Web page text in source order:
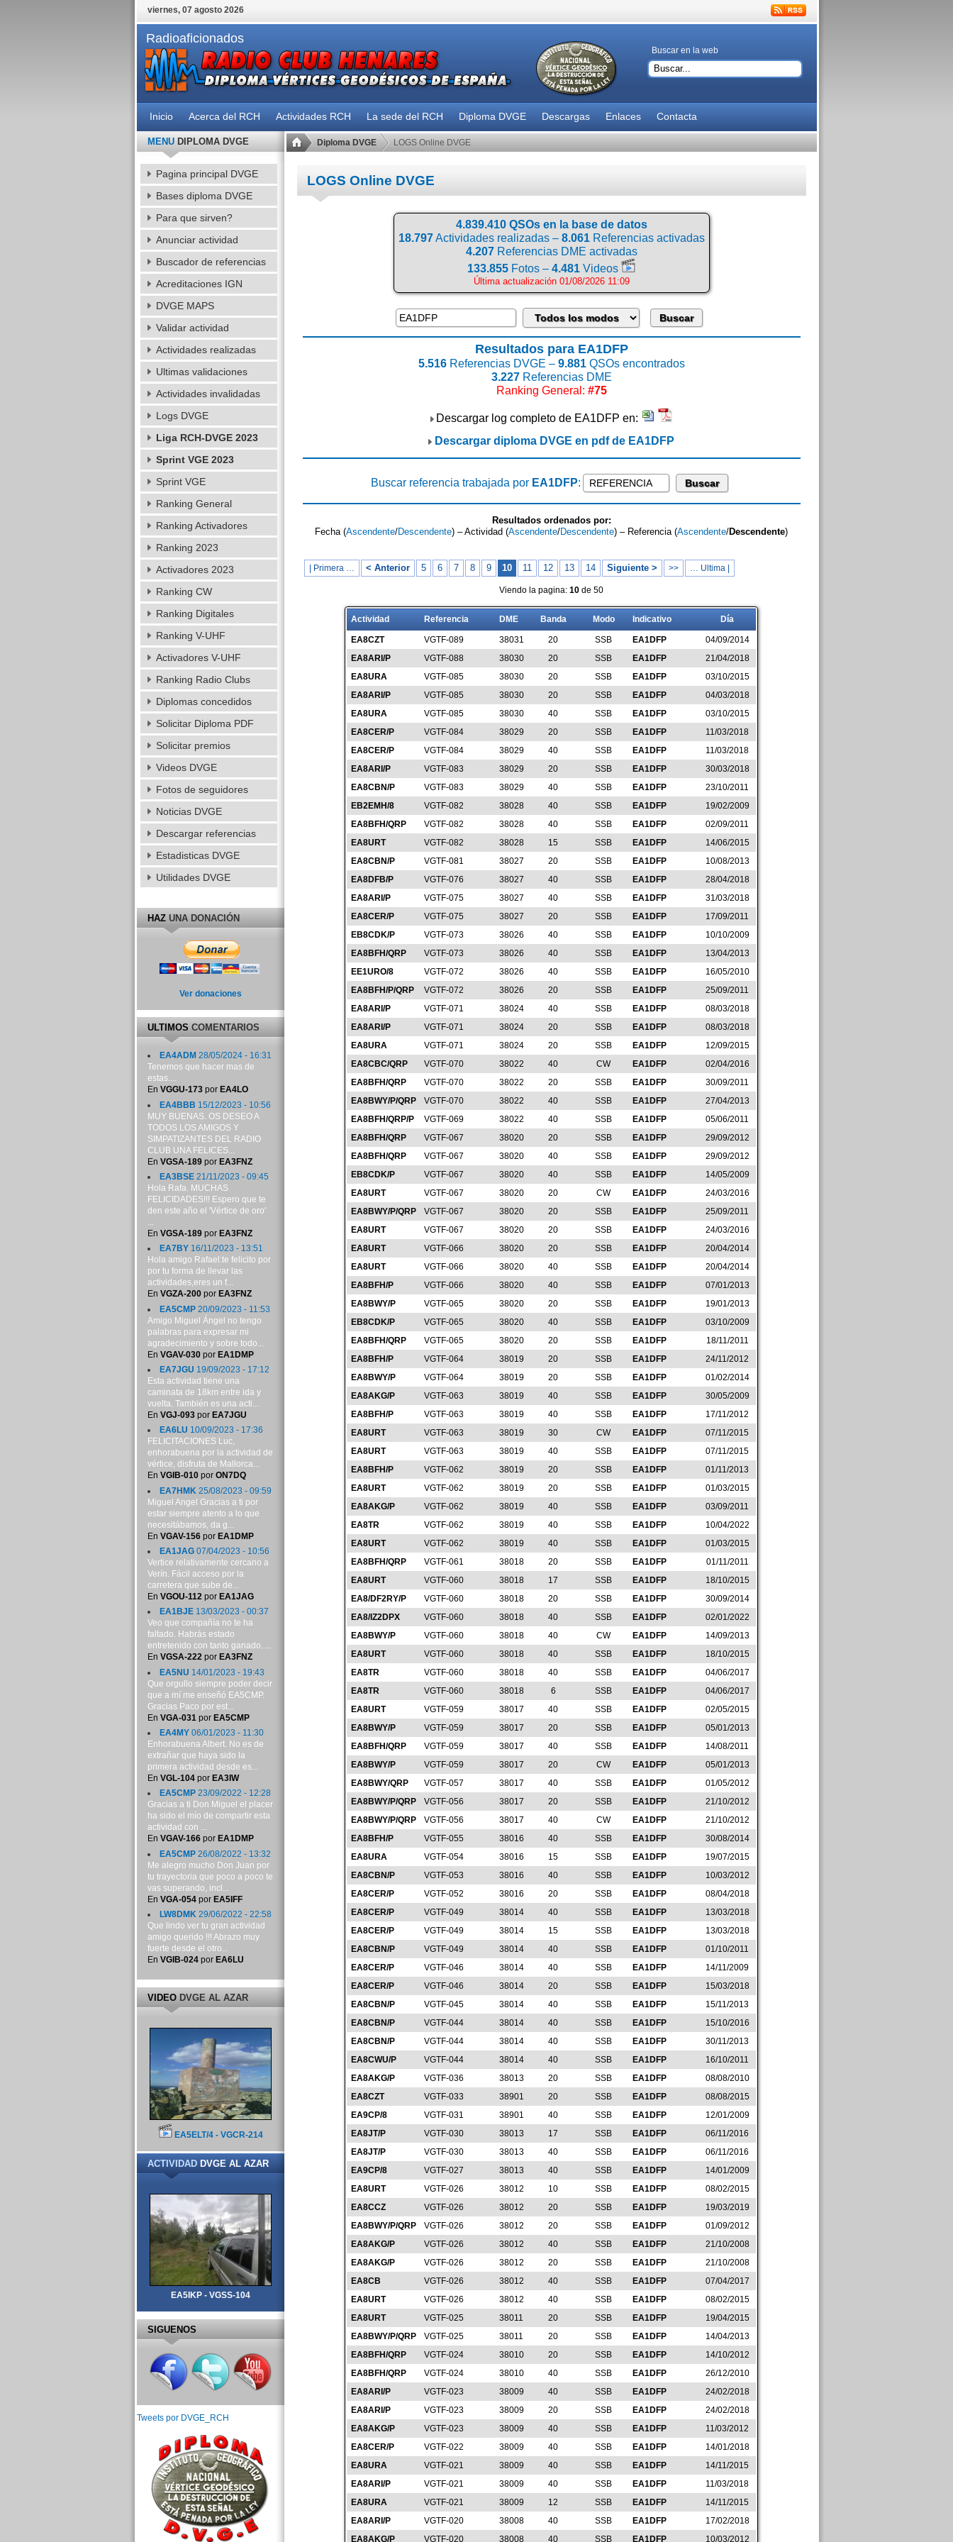
viernes, 07 agosto 2026
Radioaficionados
Buscar en la web
Inicio Acerca del RCH Actividades RCH La sede del RCH Diploma DVGE Descargas Enlaces Contacta
Diploma DVGE LOGS Online DVGE
LOGS Online DVGE
4.839.410 QSOs en la base de datos
18.797Actividades realizadas – 8.061Referencias activadas
4.207Referencias DME activadas
133.855 Fotos – 4.481 Videos
Última actualización 01/08/2026 11:09
Resultados para EA1DFP
5.516Referencias DVGE – 9.881QSOs encontrados
3.227Referencias DME
Ranking General: #75
Descargar log completo de EA1DFP en:
Descargar diploma DVGE en pdf de EA1DFP
Buscar referencia trabajada por EA1DFP:
Resultados ordenados por:
Fecha (Ascendente/Descendente) – Actividad (Ascendente/Descendente) – Referencia (Ascendente/Descendente)
| Primera … < Anterior 5 6 7 8 9 10 11 12 13 14 Siguiente > >> … Ultima |
Viendo la pagina: 10 de 50
Actividad Referencia DME Banda Modo Indicativo Día
EA8CZT VGTF-089 38031 20 SSB EA1DFP
04/09/2014
EA8ARI/P
VGTF-088 38030 20 SSB EA1DFP
21/04/2018
EA8URA
VGTF-085 38030 20 SSB EA1DFP
03/10/2015
EA8ARI/P
VGTF-085 38030 20 SSB EA1DFP
04/03/2018
EA8URA
VGTF-085 38030 40 SSB EA1DFP
03/10/2015
EA8CER/P
VGTF-084 38029 20 SSB EA1DFP
11/03/2018
EA8CER/P
VGTF-084 38029 40 SSB EA1DFP
11/03/2018
EA8ARI/P
VGTF-083 38029 20 SSB EA1DFP
30/03/2018
EA8CBN/P
VGTF-083 38029 40 SSB EA1DFP
23/10/2011
EB2EMH/8
VGTF-082 38028 40 SSB EA1DFP
19/02/2009
EA8BFH/QRP
VGTF-082 38028 40 SSB EA1DFP
02/09/2011
EA8URT
VGTF-082 38028 15 SSB EA1DFP
14/06/2015
EA8CBN/P
VGTF-081 38027 20 SSB EA1DFP
10/08/2013
EA8DFB/P
VGTF-076 38027 40 SSB EA1DFP
28/04/2018
EA8ARI/P
VGTF-075 38027 40 SSB EA1DFP
31/03/2018
EA8CER/P
VGTF-075 38027 20 SSB EA1DFP
17/09/2011
EB8CDK/P
VGTF-073 38026 40 SSB EA1DFP
10/10/2009
EA8BFH/QRP
VGTF-073 38026 40 SSB EA1DFP
13/04/2013
EE1URO/8
VGTF-072 38026 40 SSB EA1DFP
16/05/2010
EA8BFH/P/QRP
VGTF-072 38026 20 SSB EA1DFP
25/09/2011
EA8ARI/P
VGTF-071 38024 40 SSB EA1DFP
08/03/2018
EA8ARI/P
VGTF-071 38024 20 SSB EA1DFP
08/03/2018
EA8URA
VGTF-071 38024 20 SSB EA1DFP
12/09/2015
EA8CBC/QRP
VGTF-070 38022 40 CW EA1DFP
02/04/2016
EA8BFH/QRP
VGTF-070 38022 20 SSB EA1DFP
30/09/2011
EA8BWY/P/QRP
VGTF-070 38022 40 SSB EA1DFP
27/04/2013
EA8BFH/QRP/P
VGTF-069 38022 40 SSB EA1DFP
05/06/2011
EA8BFH/QRP
VGTF-067 38020 20 SSB EA1DFP
29/09/2012
EA8BFH/QRP
VGTF-067 38020 40 SSB EA1DFP
29/09/2012
EB8CDK/P
VGTF-067 38020 40 SSB EA1DFP
14/05/2009
EA8URT
VGTF-067 38020 20 CW EA1DFP
24/03/2016
EA8BWY/P/QRP
VGTF-067 38020 20 SSB EA1DFP
25/09/2011
EA8URT
VGTF-067 38020 20 SSB EA1DFP
24/03/2016
EA8URT
VGTF-066 38020 20 SSB EA1DFP
20/04/2014
EA8URT
VGTF-066 38020 40 SSB EA1DFP
20/04/2014
EA8BFH/P
VGTF-066 38020 40 SSB EA1DFP
07/01/2013
EA8BWY/P
VGTF-065 38020 20 SSB EA1DFP
19/01/2013
EB8CDK/P
VGTF-065 38020 40 SSB EA1DFP
03/10/2009
EA8BFH/QRP
VGTF-065 38020 20 SSB EA1DFP
18/11/2011
EA8BFH/P
VGTF-064 38019 20 SSB EA1DFP
24/11/2012
EA8BWY/P
VGTF-064 38019 20 SSB EA1DFP
01/02/2014
EA8AKG/P
VGTF-063 38019 40 SSB EA1DFP
30/05/2009
EA8BFH/P
VGTF-063 38019 40 SSB EA1DFP
17/11/2012
EA8URT
VGTF-063 38019 30 CW EA1DFP
07/11/2015
EA8URT
VGTF-063 38019 40 SSB EA1DFP
07/11/2015
EA8BFH/P
VGTF-062 38019 20 SSB EA1DFP
01/11/2013
EA8URT
VGTF-062 38019 20 SSB EA1DFP
01/03/2015
EA8AKG/P
VGTF-062 38019 40 SSB EA1DFP
03/09/2011
EA8TR
VGTF-062 38019 40 SSB EA1DFP
10/04/2022
EA8URT
VGTF-062 38019 40 SSB EA1DFP
01/03/2015
EA8BFH/QRP
VGTF-061 38018 20 SSB EA1DFP
01/11/2011
EA8URT
VGTF-060 38018 17 SSB EA1DFP
18/10/2015
EA8/DF2RY/P
VGTF-060 38018 20 SSB EA1DFP
30/09/2014
EA8/IZ2DPX
VGTF-060 38018 40 SSB EA1DFP
02/01/2022
EA8BWY/P
VGTF-060 38018 40 CW EA1DFP
14/09/2013
EA8URT
VGTF-060 38018 40 SSB EA1DFP
18/10/2015
EA8TR
VGTF-060 38018 40 SSB EA1DFP
04/06/2017
EA8TR
VGTF-060 38018 6 SSB EA1DFP
04/06/2017
EA8URT
VGTF-059 38017 40 SSB EA1DFP
02/05/2015
EA8BWY/P
VGTF-059 38017 20 SSB EA1DFP
05/01/2013
EA8BFH/QRP
VGTF-059 38017 40 SSB EA1DFP
14/08/2011
EA8BWY/P
VGTF-059 38017 20 CW EA1DFP
05/01/2013
EA8BWY/QRP
VGTF-057 38017 40 SSB EA1DFP
01/05/2012
EA8BWY/P/QRP
VGTF-056 38017 20 SSB EA1DFP
21/10/2012
EA8BWY/P/QRP
VGTF-056 38017 40 CW EA1DFP
21/10/2012
EA8BFH/P
VGTF-055 38016 40 SSB EA1DFP
30/08/2014
EA8URA
VGTF-054 38016 15 SSB EA1DFP
19/07/2015
EA8CBN/P
VGTF-053 38016 40 SSB EA1DFP
10/03/2012
EA8CER/P
VGTF-052 38016 20 SSB EA1DFP
08/04/2018
EA8CER/P
VGTF-049 38014 40 SSB EA1DFP
13/03/2018
EA8CER/P
VGTF-049 38014 15 SSB EA1DFP
13/03/2018
EA8CBN/P
VGTF-049 38014 40 SSB EA1DFP
01/10/2011
EA8CER/P
VGTF-046 38014 40 SSB EA1DFP
14/11/2009
EA8CER/P
VGTF-046 38014 20 SSB EA1DFP
15/03/2018
EA8CBN/P
VGTF-045 38014 40 SSB EA1DFP
15/11/2013
EA8CBN/P
VGTF-044 38014 40 SSB EA1DFP
15/10/2016
EA8CBN/P
VGTF-044 38014 40 SSB EA1DFP
30/11/2013
EA8CWU/P
VGTF-044 38014 40 SSB EA1DFP
16/10/2011
EA8AKG/P
VGTF-036 38013 20 SSB EA1DFP
08/08/2010
EA8CZT
VGTF-033 38901 20 SSB EA1DFP
08/08/2015
EA9CP/8
VGTF-031 38901 40 SSB EA1DFP
12/01/2009
EA8JT/P
VGTF-030 38013 17 SSB EA1DFP
06/11/2016
EA8JT/P
VGTF-030 38013 40 SSB EA1DFP
06/11/2016
EA9CP/8
VGTF-027 38013 40 SSB EA1DFP
14/01/2009
EA8URT
VGTF-026 38012 10 SSB EA1DFP
08/02/2015
EA8CCZ
VGTF-026 38012 20 SSB EA1DFP
19/03/2019
EA8BWY/P/QRP
VGTF-026 38012 20 SSB EA1DFP
01/09/2012
EA8AKG/P
VGTF-026 38012 40 SSB EA1DFP
21/10/2008
EA8AKG/P
VGTF-026 38012 20 SSB EA1DFP
21/10/2008
EA8CB
VGTF-026 38012 40 SSB EA1DFP
07/04/2017
EA8URT
VGTF-026 38012 40 SSB EA1DFP
08/02/2015
EA8URT
VGTF-025 38011 20 SSB EA1DFP
19/04/2015
EA8BWY/P/QRP
VGTF-025 38011 20 SSB EA1DFP
14/04/2013
EA8BFH/QRP
VGTF-024 38010 20 SSB EA1DFP
14/10/2012
EA8BFH/QRP
VGTF-024 38010 40 SSB EA1DFP
26/12/2010
EA8ARI/P
VGTF-023 38009 40 SSB EA1DFP
24/02/2018
EA8ARI/P
VGTF-023 38009 20 SSB EA1DFP
24/02/2018
EA8AKG/P
VGTF-023 38009 40 SSB EA1DFP
11/03/2012
EA8CER/P
VGTF-022 38009 40 SSB EA1DFP
14/01/2018
EA8URA
VGTF-021 38009 40 SSB EA1DFP
14/11/2015
EA8ARI/P
VGTF-021 38009 40 SSB EA1DFP
11/03/2018
EA8URA
VGTF-021 38009 12 SSB EA1DFP
14/11/2015
EA8ARI/P
VGTF-020 38008 40 SSB EA1DFP
17/02/2018
EA8AKG/P
VGTF-020 38008 40 SSB EA1DFP 10/03/2012
MENUDIPLOMA DVGE
Pagina principal DVGE
Bases diploma DVGE
Para que sirven?
Anunciar actividad
Buscador de referencias
Acreditaciones IGN
DVGE MAPS
Validar actividad
Actividades realizadas
Ultimas validaciones
Actividades invalidadas
Logs DVGE
Liga RCH-DVGE 2023
Sprint VGE 2023
Sprint VGE
Ranking General
Ranking Activadores
Ranking 2023
Activadores 2023
Ranking CW
Ranking Digitales
Ranking V-UHF
Activadores V-UHF
Ranking Radio Clubs
Diplomas concedidos
Solicitar Diploma PDF
Solicitar premios
Videos DVGE
Fotos de seguidores
Noticias DVGE
Descargar referencias
Estadisticas DVGE
Utilidades DVGE
HAZUNA DONACIÓN
Ver donaciones
ULTIMOSCOMENTARIOS
EA4ADM 28/05/2024 - 16:31
Tenemos que hacer mas de
estas....
En VGGU-173por EA4LO
EA4BBB 15/12/2023 - 10:56
MUY BUENAS. OS DESEO A
TODOS LOS AMIGOS Y
SIMPATIZANTES DEL RADIO
CLUB UNA FELICES...
En VGSA-189por EA3FNZ
EA3BSE21/11/2023 - 09:45
Hola Rafa. MUCHAS
FELICIDADES!!! Espero que te
den este año el 'Vértice de oro'
...
En VGSA-189por EA3FNZ
EA7BY16/11/2023 - 13:51
Hola amigo Rafael:te felicito por
por tu forma de llevar las
actividades,eres un f...
En VGZA-200por EA3FNZ
EA5CMP20/09/2023 - 11:53
Amigo Miguel Ángel no tengo
palabras para expresar mi
agradecimiento y sobre todo...
En VGAV-030por EA1DMP
EA7JGU 19/09/2023 - 17:12
Esta actividad tiene una
caminata de 18km entre ida y
vuelta. También es una acti...
En VGJ-093por EA7JGU
EA6LU 10/09/2023 - 17:36
FELICITACIONES Luc,
enhorabuena por la actividad de
vértice, disfruta de Mallorca...
En VGIB-010por ON7DQ
EA7HMK 25/08/2023 - 09:59
Miguel Angel Gracias a ti por
estar siempre atento a lo que
necesitábamos, da g...
En VGAV-156por EA1DMP
EA1JAG07/04/2023 - 10:56
Vertice relativamente cercano a
Verín. Fácil acceso por la
carretera que sube de...
En VGOU-112por EA1JAG
EA1BJE13/03/2023 - 00:37
Veo que compañía no te ha
faltado. Habrás estado
entretenido con tanto ganado. ...
En VGSA-222por EA3FNZ
EA5NU 14/01/2023 - 19:43
Que orgullo siempre poder decir
que a mí me enseñó EA5CMP.
Gracias Paco por est...
En VGA-031 por EA5CMP
EA4MY06/01/2023 - 11:30
Enhorabuena Albert. No es de
extrañar que haya sido la
primera actividad desde es...
En VGL-104por EA3IW
EA5CMP23/09/2022 - 12:28
Gracias a ti Don Miguel el placer
ha sido el mío de compartir esta
actividad con ...
En VGAV-166por EA1DMP
EA5CMP26/08/2022 - 13:32
Me alegro mucho Don Juan por
tu trayectoria que poco a poco te
vas superando, incl...
En VGA-054por EA5IFF
LW8DMK29/06/2022 - 22:58
Que lindo ver tu gran actividad
amigo querido !!! Abrazo muy
fuerte desde el otro...
En VGIB-024por EA6LU
VIDEODVGE AL AZAR
EA5ELT/4 - VGCR-214
ACTIVIDADDVGE AL AZAR
EA5IKP - VGSS-104
SIGUENOS
Tweets por DVGE_RCH